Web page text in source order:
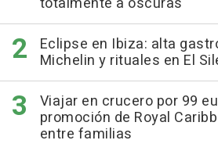
Eclipse en Ibiza: alta
Michelin y rituales en El
Viajar en crucero por 99
promoción de Royal
entre familias